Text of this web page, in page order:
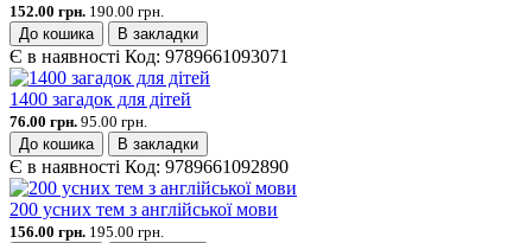
152.00 грн. 190.00 грн.
До кошика
В закладки
Є в наявності Код: 9789661093071
1400 загадок для дітей
76.00 грн. 95.00 грн.
До кошика
В закладки
Є в наявності Код: 9789661092890
200 усних тем з англійської мови
156.00 грн. 195.00 грн.